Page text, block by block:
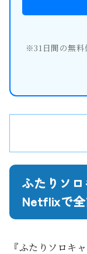
※31日間の無料
ふたりソ
Netflixで
『ふたりソロキ